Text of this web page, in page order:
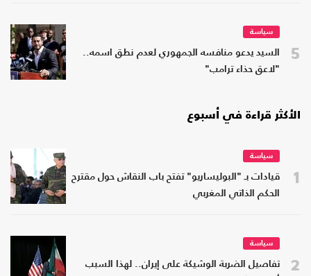
5
سياسة
السيد يدعو منافسه الجمهوري لعدم نطق اسمه..
"لاعق حذاء ترامب"
الأكثر قراءة في أسبوع
1
سياسة
قيادات بـ "البوليساريو" تفتح باب النقاش حول مقترح
الحكم الذاتي المغربي
2
سياسة
تفاصيل الضربة الوشيكة على إيران.. لهذا السبب